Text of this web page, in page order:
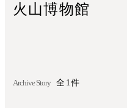
火山博物館
Archive Story 全1件